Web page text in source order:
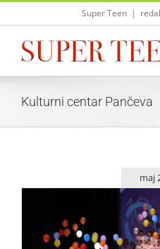
Skip
Super Teen |
Kulturni centar Pančeva
maj